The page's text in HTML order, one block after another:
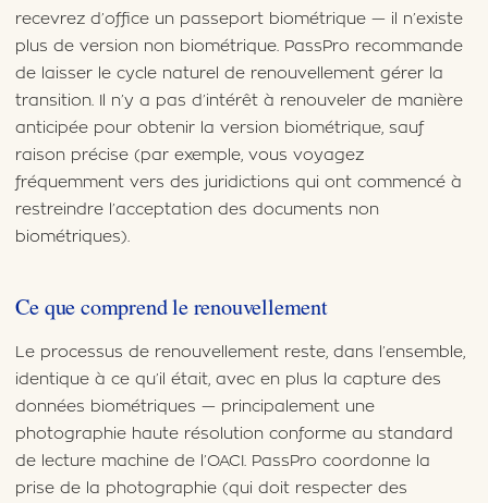
recevrez d’office un passeport biométrique — il n’existe
plus de version non biométrique. PassPro recommande
de laisser le cycle naturel de renouvellement gérer la
transition. Il n’y a pas d’intérêt à renouveler de manière
anticipée pour obtenir la version biométrique, sauf
raison précise (par exemple, vous voyagez
fréquemment vers des juridictions qui ont commencé à
restreindre l’acceptation des documents non
biométriques).
Ce que comprend le renouvellement
Le processus de renouvellement reste, dans l’ensemble,
identique à ce qu’il était, avec en plus la capture des
données biométriques — principalement une
photographie haute résolution conforme au standard
de lecture machine de l’OACI. PassPro coordonne la
prise de la photographie (qui doit respecter des